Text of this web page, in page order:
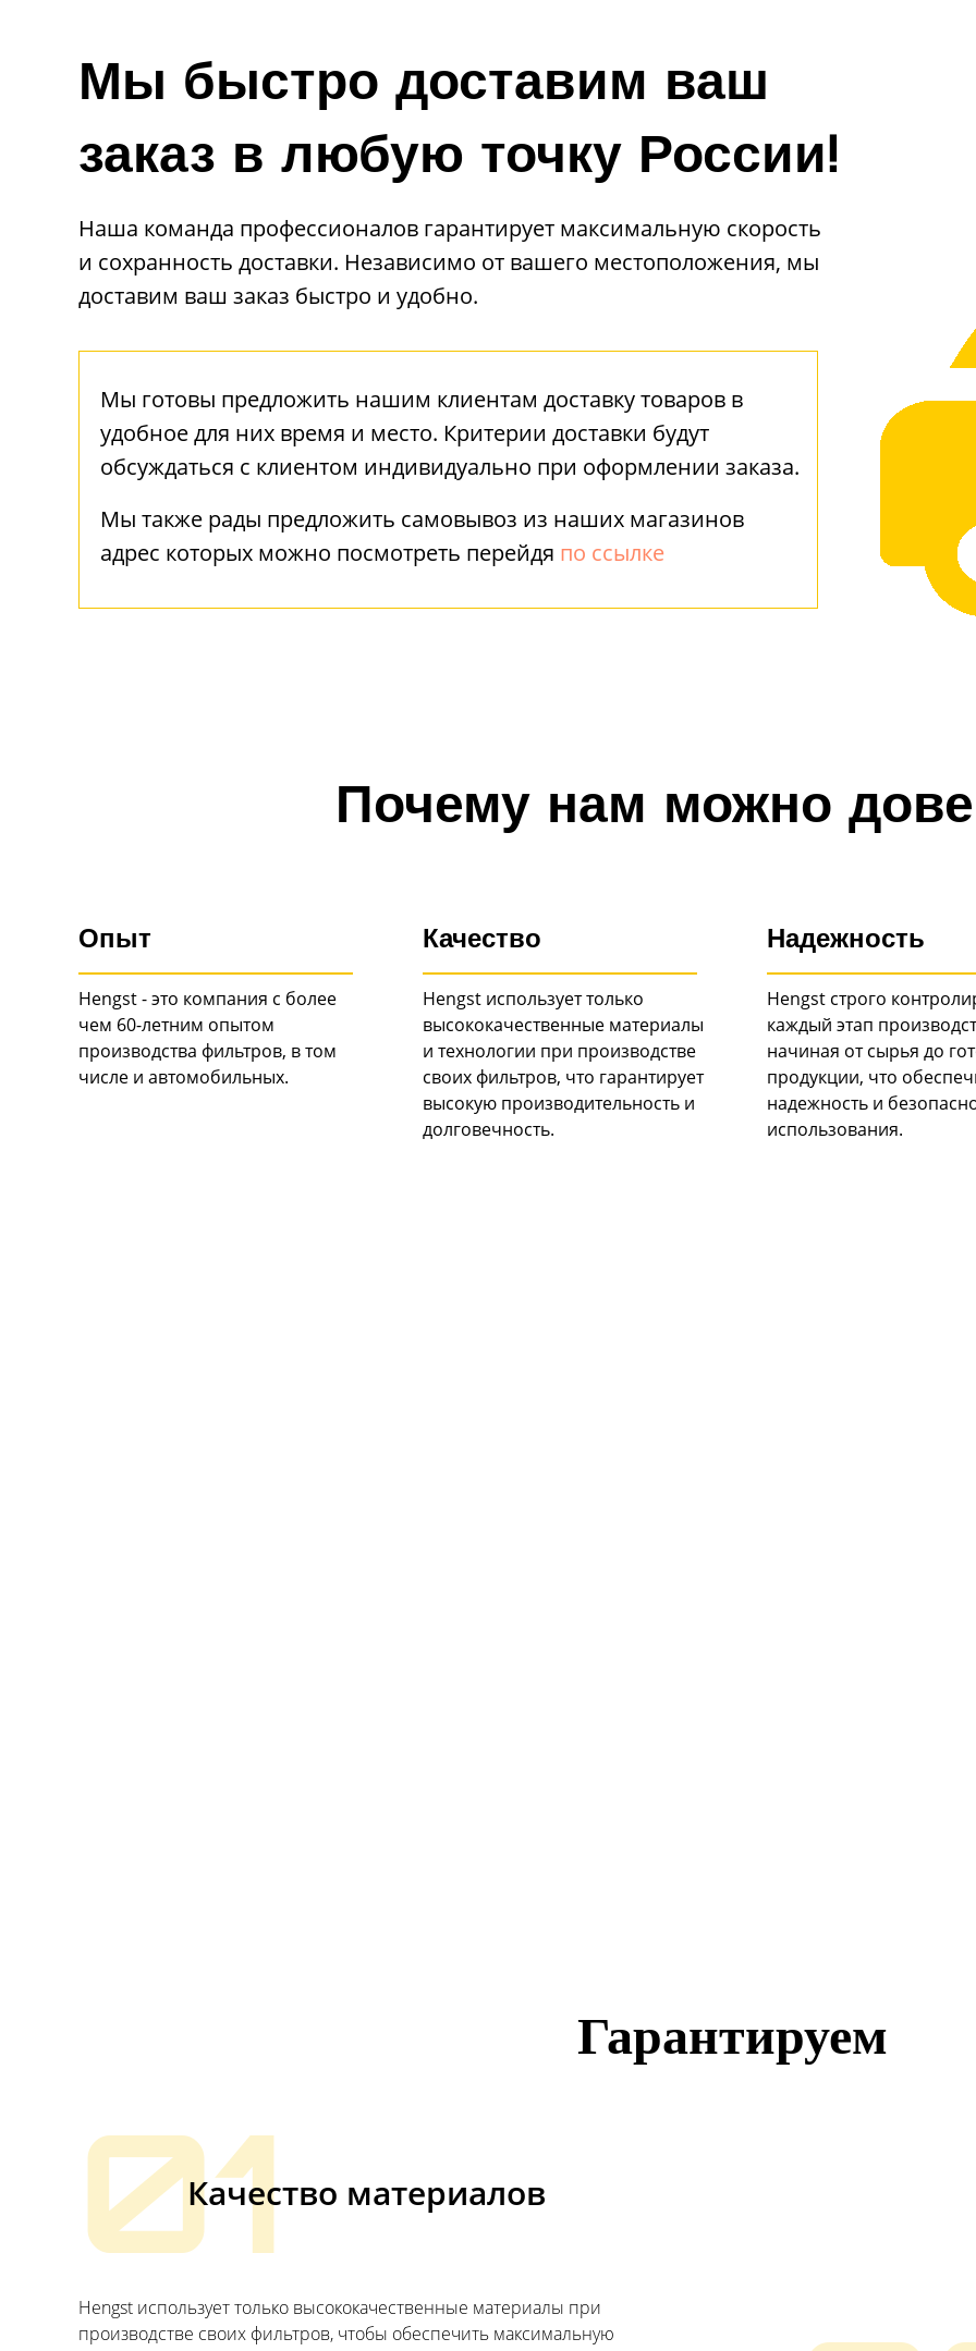
Мы быстро доставим ваш
заказ в любую точку России!
Мы готовы предложить нашим клиентам доставку товаров в
удобное для них время и место. Критерии доставки будут
обсуждаться с клиентом индивидуально при оформлении заказа.
Мы также рады предложить самовывоз из наших магазинов
адрес которых можно посмотреть перейдя по ссылке
Наша команда профессионалов гарантирует максимальную скорость
и сохранность доставки. Независимо от вашего местоположения, мы
доставим ваш заказ быстро и удобно.
Почему нам можно
Опыт
Hengst - это компания с более
чем 60-летним опытом
производства фильтров, в том
числе и автомобильных.
Качество Надежность
Hengst использует только
высококачественные материалы
и технологии при производстве
своих фильтров, что гарантирует
высокую производительность и
долговечность.
Hengst строго
каждый этап
начиная от сырья до
продукции, что
надежность и
использования.
Гарантируем
01Качество материалов
Hengst использует только высококачественные материалы при
производстве своих фильтров, чтобы обеспечить максимальную